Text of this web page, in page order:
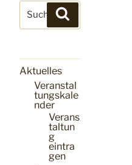
Suchen
nach:
Aktuelles
Veranstal
tungskale
nder
Verans
taltun
g
eintra
gen